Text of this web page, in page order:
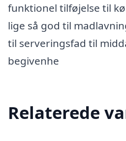
funktionel tilføjelse til
lige så god til
til serveringsfad til
begivenhe
Relaterede